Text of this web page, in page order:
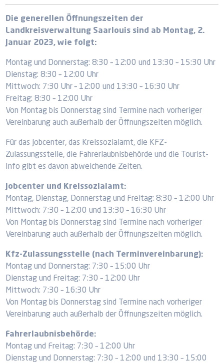
Die generellen Öffnungszeiten der
Landkreisverwaltung Saarlouis sind ab Montag, 2.
Januar 2023, wie folgt:
Montag und Donnerstag: 8:30 – 12:00 und 13:30 – 15:30 Uhr
Dienstag: 8:30 – 12:00 Uhr
Mittwoch: 7:30 Uhr – 12:00 und 13:30 – 16:30 Uhr
Freitag: 8:30 – 12:00 Uhr
Von Montag bis Donnerstag sind Termine nach vorheriger
Vereinbarung auch außerhalb der Öffnungszeiten möglich.
Für das Jobcenter, das Kreissozialamt, die KFZ-
Zulassungsstelle, die Fahrerlaubnisbehörde und die Tourist-
Info gibt es davon abweichende Zeiten.
Jobcenter und Kreissozialamt:
Montag, Dienstag, Donnerstag und Freitag: 8:30 – 12:00 Uhr
Mittwoch: 7:30 – 12:00 und 13:30 – 16:30 Uhr
Von Montag bis Donnerstag sind Termine nach vorheriger
Vereinbarung auch außerhalb der Öffnungszeiten möglich.
Kfz-Zulassungsstelle (nach Terminvereinbarung):
Montag und Donnerstag: 7:30 – 15:00 Uhr
Dienstag und Freitag: 7:30 – 12:00 Uhr
Mittwoch: 7:30 – 16:30 Uhr
Von Montag bis Donnerstag sind Termine nach vorheriger
Vereinbarung auch außerhalb der Öffnungszeiten möglich.
Fahrerlaubnisbehörde:
Montag und Freitag: 7:30 – 12:00 Uhr
Dienstag und Donnerstag: 7:30 – 12:00 und 13:30 – 15:00